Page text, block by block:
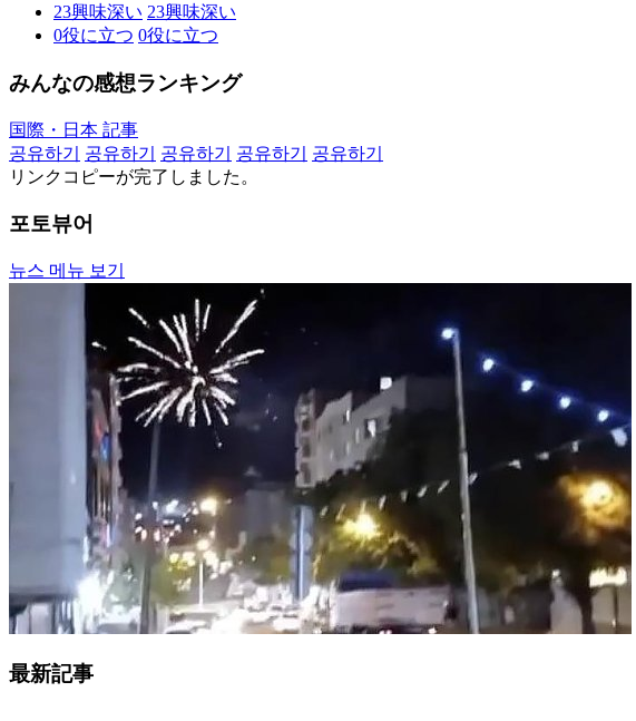
23興味深い 23興味深い
0役に立つ 0役に立つ
みんなの感想ランキング
国際・日本 記事
공유하기
공유하기 공유하기 공유하기
공유하기
リンクコピーが完了しました。
포토뷰어
뉴스 메뉴 보기
最新記事